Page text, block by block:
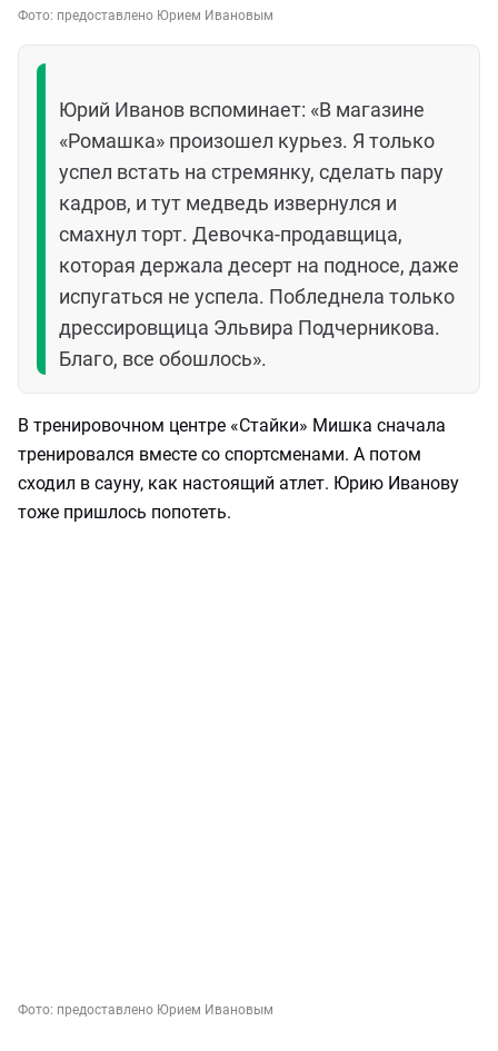
Фото: предоставлено Юрием Ивановым
Юрий Иванов вспоминает: «В магазине
«Ромашка» произошел курьез. Я только
успел встать на стремянку, сделать пару
кадров, и тут медведь извернулся и
смахнул торт. Девочка-продавщица,
которая держала десерт на подносе, даже
испугаться не успела. Побледнела только
дрессировщица Эльвира Подчерникова.
Благо, все обошлось».
В тренировочном центре «Стайки» Мишка сначала
тренировался вместе со спортсменами. А потом
сходил в сауну, как настоящий атлет. Юрию Иванову
тоже пришлось попотеть.
Фото: предоставлено Юрием Ивановым